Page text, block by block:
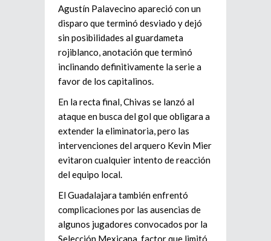
Agustín Palavecino apareció con un
disparo que terminó desviado y dejó
sin posibilidades al guardameta
rojiblanco, anotación que terminó
inclinando definitivamente la serie a
favor de los capitalinos.
En la recta final, Chivas se lanzó al
ataque en busca del gol que obligara a
extender la eliminatoria, pero las
intervenciones del arquero Kevin Mier
evitaron cualquier intento de reacción
del equipo local.
El Guadalajara también enfrentó
complicaciones por las ausencias de
algunos jugadores convocados por la
Selección Mexicana, factor que limitó